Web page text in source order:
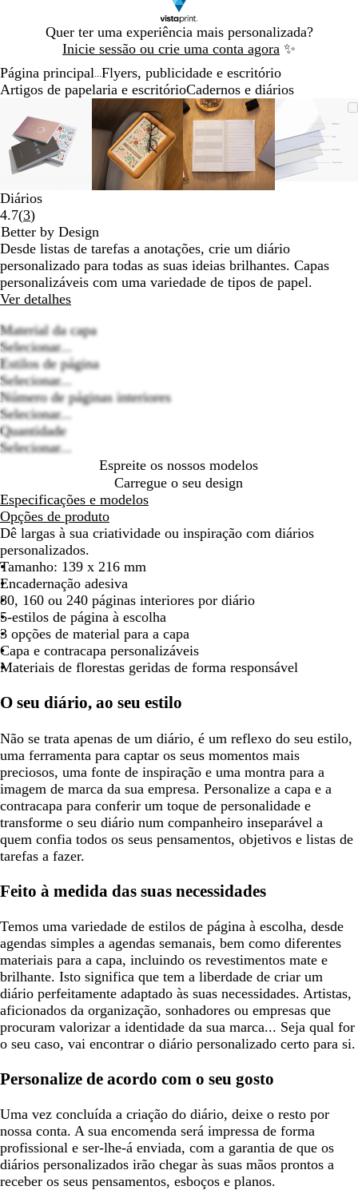
Quer ter uma experiência mais personalizada?
Inicie sessão ou crie uma conta agora ✨
Diapositivo
1
Página principal Flyers, publicidade e escritório
Artigos de papelaria e escritórioCadernos e diários
dimensionável
Dimensionada
para
mínimo
para
expandir
as
teclas
de
para
fazer
zoom
e
as
teclas
de
seta
para
deslocar
Imagem
dimensionável
Dimensionada
para
mínimo
Clique
para
expandir
Utilize
as
teclas
de
menos
e
zoom
e
as
Imagem
dimensionável
Dimensionada
para
mínimo
Clique
para
expandir
Utilize
as
teclas
menos
e
zoom
e
as
para
Clique
para
Utilize
as
teclas
de
menos
e
de
Diários
4.7(3Ler
3
opiniões
)
Better by Design
Desde listas de tarefas a anotações, crie um diário
personalizado para todas as suas ideias brilhantes. Capas
personalizáveis com uma variedade de tipos de papel.
Ver detalhes
Material da capa
Selecionar...
Estilos de página
Selecionar...
Número de páginas interiores
Selecionar...
Quantidade
Selecionar...
Espreite os nossos modelos
Carregue o seu design
Especificações e modelos
Opções de produto
Dê largas à sua criatividade ou inspiração com diários
personalizados.
Tamanho: 139 x 216 mm
Encadernação adesiva
80, 160 ou 240 páginas interiores por diário
5-estilos de página à escolha
3 opções de material para a capa
Capa e contracapa personalizáveis
Materiais de florestas geridas de forma responsável
O seu diário, ao seu estilo
Não se trata apenas de um diário, é um reflexo do seu estilo,
uma ferramenta para captar os seus momentos mais
preciosos, uma fonte de inspiração e uma montra para a
imagem de marca da sua empresa. Personalize a capa e a
contracapa para conferir um toque de personalidade e
transforme o seu diário num companheiro inseparável a
quem confia todos os seus pensamentos, objetivos e listas de
tarefas a fazer.
Feito à medida das suas necessidades
Temos uma variedade de estilos de página à escolha, desde
agendas simples a agendas semanais, bem como diferentes
materiais para a capa, incluindo os revestimentos mate e
brilhante. Isto significa que tem a liberdade de criar um
diário perfeitamente adaptado às suas necessidades. Artistas,
aficionados da organização, sonhadores ou empresas que
procuram valorizar a identidade da sua marca... Seja qual for
o seu caso, vai encontrar o diário personalizado certo para si.
Personalize de acordo com o seu gosto
Uma vez concluída a criação do diário, deixe o resto por
nossa conta. A sua encomenda será impressa de forma
profissional e ser-lhe-á enviada, com a garantia de que os
diários personalizados irão chegar às suas mãos prontos a
receber os seus pensamentos, esboços e planos.